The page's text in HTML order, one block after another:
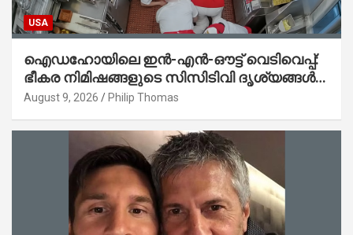
USA
ഐഡഹോയിലെ ഇൻ-എൻ-ഔട്ട് വെടിവെപ്പ്:
ഭീകര നിമിഷങ്ങളുടെ സിസിടിവി ദൃശ്യങ്ങൾ
പുറത്ത്; ആക്രമണത്തിന് പിന്നിലെ കാരണം
August 9, 2026 Philip Thomas